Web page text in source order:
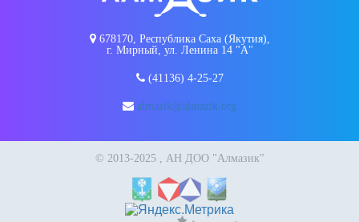
678170, Республика Саха (Якутия),
г. Мирный, ул. Ленина 14 "А"
(41136) 4-25-27
almazik@almazik.org
© 2013-2025 , АН ДОО "Алмазик"